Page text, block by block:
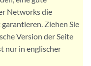
Networks die
Ziehen Sie
Version der Seite
nur in englischer